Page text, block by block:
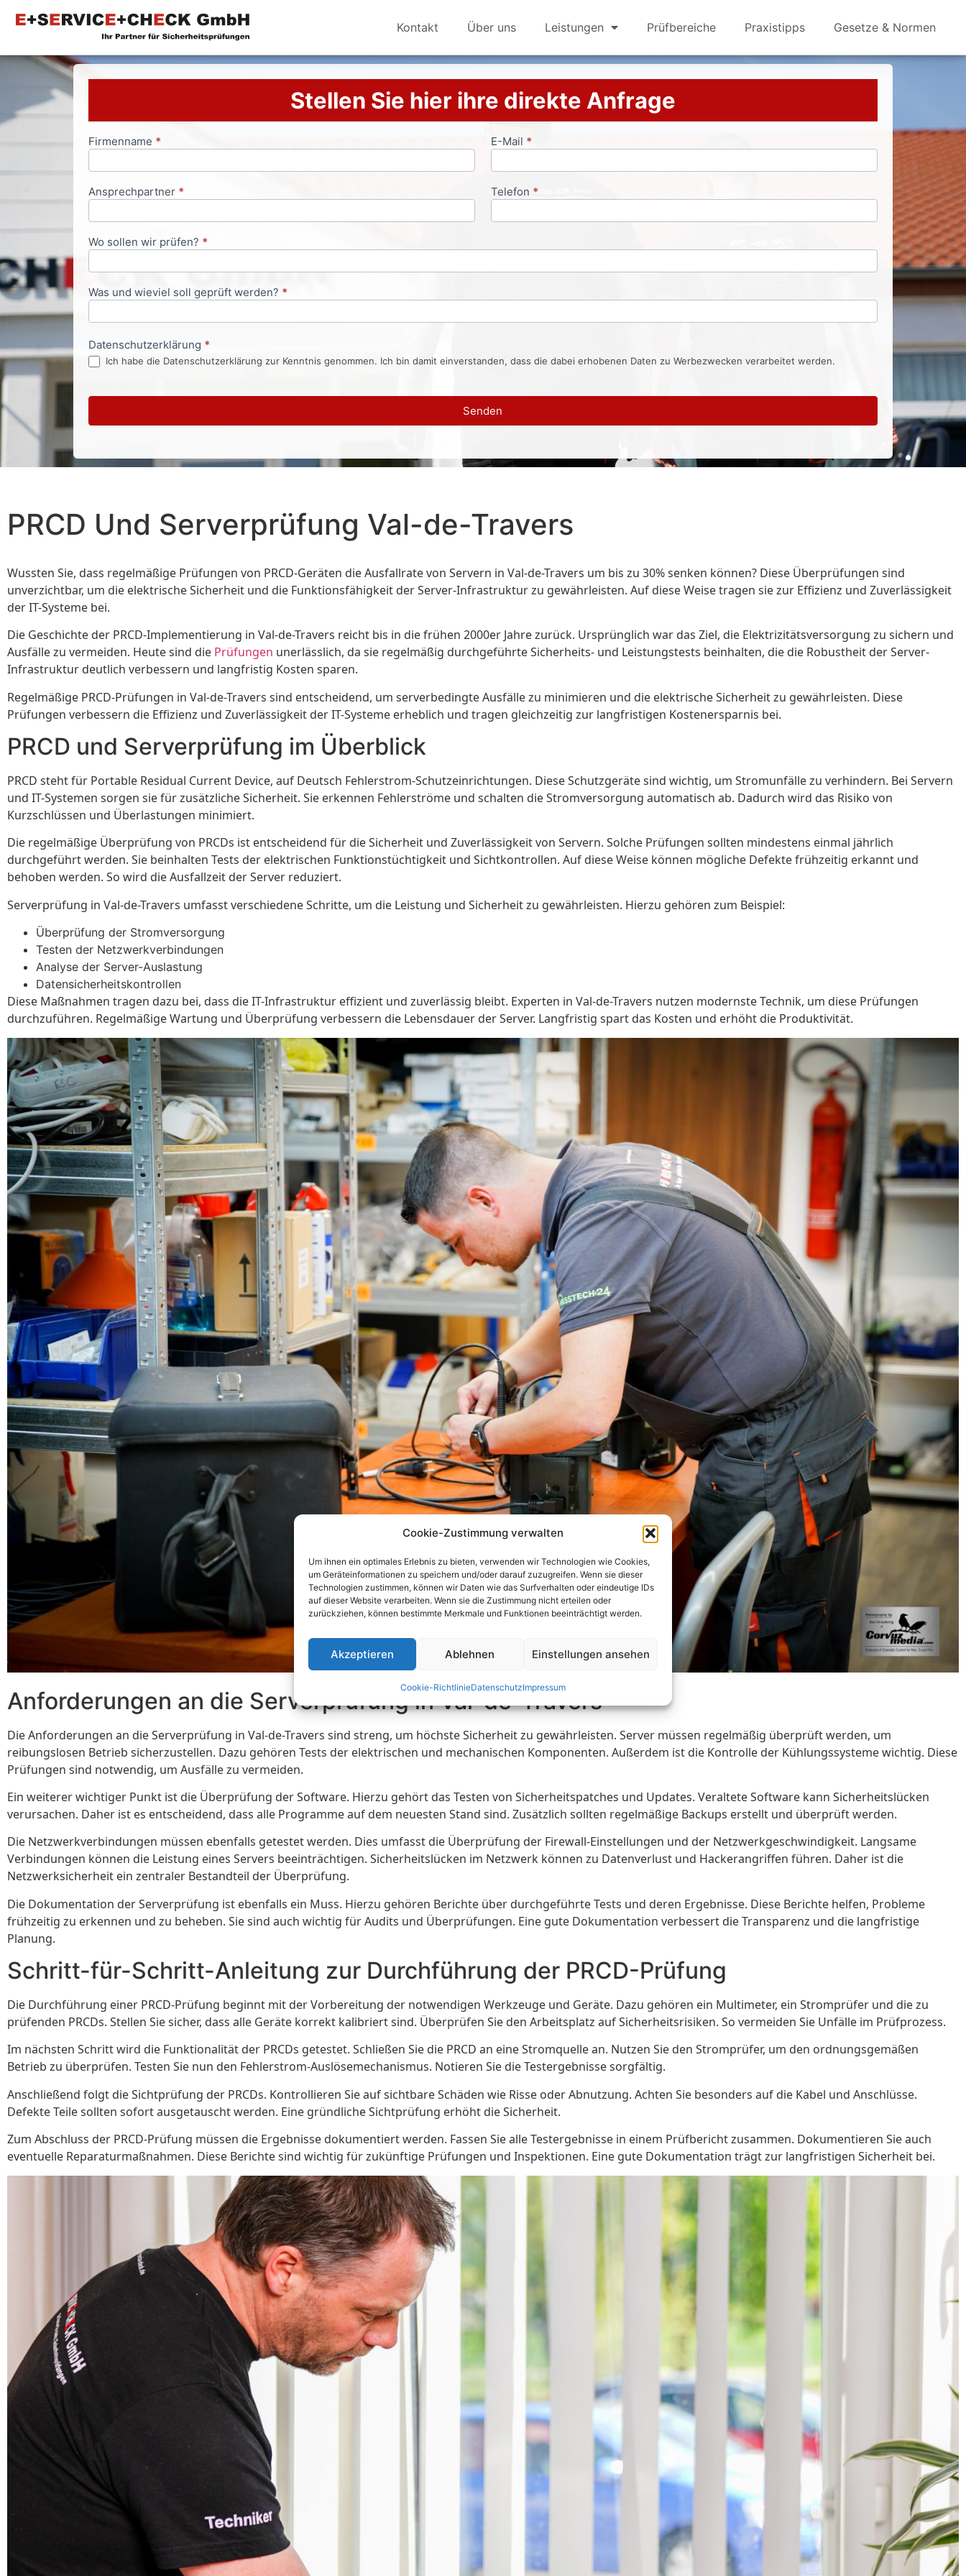
Cookie-Zustimmung verwalten
Um ihnen ein optimales Erlebnis zu bieten, verwenden wir Technologien wie Cookies,
um Geräteinformationen zu speichern und/oder darauf zuzugreifen. Wenn sie dieser
Technologien zustimmen, können wir Daten wie das Surfverhalten oder eindeutige IDs
auf dieser Website verarbeiten. Wenn sie die Zustimmung nicht erteilen oder
zurückziehen, können bestimmte Merkmale und Funktionen beeinträchtigt werden.
Akzeptieren Ablehnen Einstellungen ansehen
Cookie-RichtlinieDatenschutzImpressum
Kontakt Über uns Leistungen Prüfbereiche Praxistipps Gesetze & Normen
Stellen Sie hier ihre direkte Anfrage
Anfrageformular
Firmenname * E-Mail *
Ansprechpartner * Telefon *
Wo sollen wir prüfen? *
Was und wieviel soll geprüft werden? *
Datenschutzerklärung *
Ich habe die Datenschutzerklärung zur Kenntnis genommen. Ich bin damit einverstanden, dass die dabei erhobenen Daten zu Werbezwecken verarbeitet werden.
Senden
PRCD Und Serverprüfung Val-de-Travers
Wussten Sie, dass regelmäßige Prüfungen von PRCD-Geräten die Ausfallrate von Servern in Val-de-Travers um bis zu 30% senken können? Diese Überprüfungen sind
unverzichtbar, um die elektrische Sicherheit und die Funktionsfähigkeit der Server-Infrastruktur zu gewährleisten. Auf diese Weise tragen sie zur Effizienz und Zuverlässigkeit
der IT-Systeme bei.
Die Geschichte der PRCD-Implementierung in Val-de-Travers reicht bis in die frühen 2000er Jahre zurück. Ursprünglich war das Ziel, die Elektrizitätsversorgung zu sichern und
Ausfälle zu vermeiden. Heute sind die Prüfungen unerlässlich, da sie regelmäßig durchgeführte Sicherheits- und Leistungstests beinhalten, die die Robustheit der Server-
Infrastruktur deutlich verbessern und langfristig Kosten sparen.
Regelmäßige PRCD-Prüfungen in Val-de-Travers sind entscheidend, um serverbedingte Ausfälle zu minimieren und die elektrische Sicherheit zu gewährleisten. Diese
Prüfungen verbessern die Effizienz und Zuverlässigkeit der IT-Systeme erheblich und tragen gleichzeitig zur langfristigen Kostenersparnis bei.
PRCD und Serverprüfung im Überblick
PRCD steht für Portable Residual Current Device, auf Deutsch Fehlerstrom-Schutzeinrichtungen. Diese Schutzgeräte sind wichtig, um Stromunfälle zu verhindern. Bei Servern
und IT-Systemen sorgen sie für zusätzliche Sicherheit. Sie erkennen Fehlerströme und schalten die Stromversorgung automatisch ab. Dadurch wird das Risiko von
Kurzschlüssen und Überlastungen minimiert.
Die regelmäßige Überprüfung von PRCDs ist entscheidend für die Sicherheit und Zuverlässigkeit von Servern. Solche Prüfungen sollten mindestens einmal jährlich
durchgeführt werden. Sie beinhalten Tests der elektrischen Funktionstüchtigkeit und Sichtkontrollen. Auf diese Weise können mögliche Defekte frühzeitig erkannt und
behoben werden. So wird die Ausfallzeit der Server reduziert.
Serverprüfung in Val-de-Travers umfasst verschiedene Schritte, um die Leistung und Sicherheit zu gewährleisten. Hierzu gehören zum Beispiel:
Überprüfung der Stromversorgung
Testen der Netzwerkverbindungen
Analyse der Server-Auslastung
Datensicherheitskontrollen
Diese Maßnahmen tragen dazu bei, dass die IT-Infrastruktur effizient und zuverlässig bleibt. Experten in Val-de-Travers nutzen modernste Technik, um diese Prüfungen
durchzuführen. Regelmäßige Wartung und Überprüfung verbessern die Lebensdauer der Server. Langfristig spart das Kosten und erhöht die Produktivität.
Anforderungen an die Serverprüfung in Val-de-Travers
Die Anforderungen an die Serverprüfung in Val-de-Travers sind streng, um höchste Sicherheit zu gewährleisten. Server müssen regelmäßig überprüft werden, um
reibungslosen Betrieb sicherzustellen. Dazu gehören Tests der elektrischen und mechanischen Komponenten. Außerdem ist die Kontrolle der Kühlungssysteme wichtig. Diese
Prüfungen sind notwendig, um Ausfälle zu vermeiden.
Ein weiterer wichtiger Punkt ist die Überprüfung der Software. Hierzu gehört das Testen von Sicherheitspatches und Updates. Veraltete Software kann Sicherheitslücken
verursachen. Daher ist es entscheidend, dass alle Programme auf dem neuesten Stand sind. Zusätzlich sollten regelmäßige Backups erstellt und überprüft werden.
Die Netzwerkverbindungen müssen ebenfalls getestet werden. Dies umfasst die Überprüfung der Firewall-Einstellungen und der Netzwerkgeschwindigkeit. Langsame
Verbindungen können die Leistung eines Servers beeinträchtigen. Sicherheitslücken im Netzwerk können zu Datenverlust und Hackerangriffen führen. Daher ist die
Netzwerksicherheit ein zentraler Bestandteil der Überprüfung.
Die Dokumentation der Serverprüfung ist ebenfalls ein Muss. Hierzu gehören Berichte über durchgeführte Tests und deren Ergebnisse. Diese Berichte helfen, Probleme
frühzeitig zu erkennen und zu beheben. Sie sind auch wichtig für Audits und Überprüfungen. Eine gute Dokumentation verbessert die Transparenz und die langfristige
Planung.
Schritt-für-Schritt-Anleitung zur Durchführung der PRCD-Prüfung
Die Durchführung einer PRCD-Prüfung beginnt mit der Vorbereitung der notwendigen Werkzeuge und Geräte. Dazu gehören ein Multimeter, ein Stromprüfer und die zu
prüfenden PRCDs. Stellen Sie sicher, dass alle Geräte korrekt kalibriert sind. Überprüfen Sie den Arbeitsplatz auf Sicherheitsrisiken. So vermeiden Sie Unfälle im Prüfprozess.
Im nächsten Schritt wird die Funktionalität der PRCDs getestet. Schließen Sie die PRCD an eine Stromquelle an. Nutzen Sie den Stromprüfer, um den ordnungsgemäßen
Betrieb zu überprüfen. Testen Sie nun den Fehlerstrom-Auslösemechanismus. Notieren Sie die Testergebnisse sorgfältig.
Anschließend folgt die Sichtprüfung der PRCDs. Kontrollieren Sie auf sichtbare Schäden wie Risse oder Abnutzung. Achten Sie besonders auf die Kabel und Anschlüsse.
Defekte Teile sollten sofort ausgetauscht werden. Eine gründliche Sichtprüfung erhöht die Sicherheit.
Zum Abschluss der PRCD-Prüfung müssen die Ergebnisse dokumentiert werden. Fassen Sie alle Testergebnisse in einem Prüfbericht zusammen. Dokumentieren Sie auch
eventuelle Reparaturmaßnahmen. Diese Berichte sind wichtig für zukünftige Prüfungen und Inspektionen. Eine gute Dokumentation trägt zur langfristigen Sicherheit bei.